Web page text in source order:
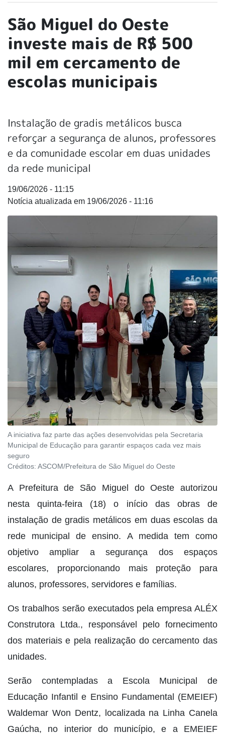
São Miguel do Oeste
investe mais de R$ 500
mil em cercamento de
escolas municipais
Instalação de gradis metálicos busca
reforçar a segurança de alunos, professores
e da comunidade escolar em duas unidades
da rede municipal
19/06/2026 - 11:15
19/06/2026 - 11:16
A iniciativa faz parte das ações desenvolvidas pela Secretaria
Municipal de Educação para garantir espaços cada vez mais
seguro
Créditos: ASCOM/Prefeitura de São Miguel do Oeste
A Prefeitura de São Miguel do Oeste autorizou
nesta quinta-feira (18) o início das obras de
instalação de gradis metálicos em duas escolas da
rede municipal de ensino. A medida tem como
objetivo ampliar a segurança dos espaços
escolares, proporcionando mais proteção para
alunos, professores, servidores e famílias.
Os trabalhos serão executados pela empresa ALÉX
Construtora Ltda., responsável pelo fornecimento
dos materiais e pela realização do cercamento das
unidades.
Serão contempladas a Escola Municipal de
Educação Infantil e Ensino Fundamental (EMEIEF)
Waldemar Won Dentz, localizada na Linha Canela
Gaúcha, no interior do município, e a EMEIEF